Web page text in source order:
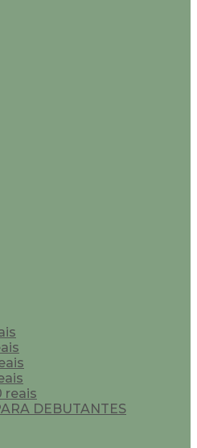
reais
DEBUTANTES